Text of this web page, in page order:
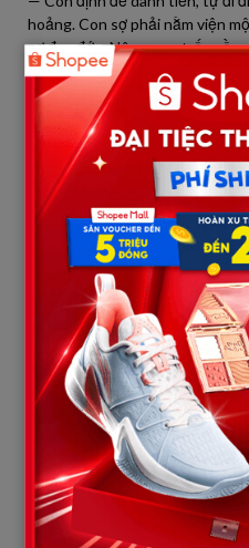
hoảng. Con sợ phải nằm viện
sợ đau đớn. Nên con… trốn về.
Tôi nắm tay nó, thì thầm:
— Mẹ sẽ đi cùng con. Dù có thế
Mẹ ở đây. Cả đời mẹ sống sót
mẹ sẽ không để con một mình
Nó bật khóc.
Tôi ngồi nhìn con ngủ thiếp đi
nhái râm ran, hương lúa non
trong lòng tôi là cơn bão lớn
lại Hà Nội. Cuộc chiến thật sự
Sáng hôm sau, tôi dậy từ tinh
chưa gấp, mà đầu óc tôi đã
viện nào? Có người quen nào ở
Tiền bạc thì chắc chắn thiếu…
Tôi không muốn nó thấy mẹ
Sau bữa sáng, tôi kéo tay con,